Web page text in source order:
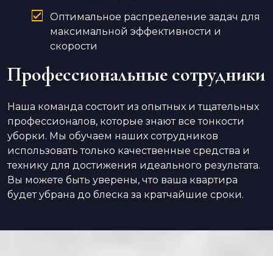
Оптимальное распределение задач для
максимальной эффективности и
скорости
Профессиональные сотрудники
Наша команда состоит из опытных и тщательных
профессионалов, которые знают все тонкости
уборки. Мы обучаем наших сотрудников
использовать только качественные средства и
технику для достижения идеального результата.
Вы можете быть уверены, что ваша квартира
будет убрана до блеска за кратчайшие сроки.